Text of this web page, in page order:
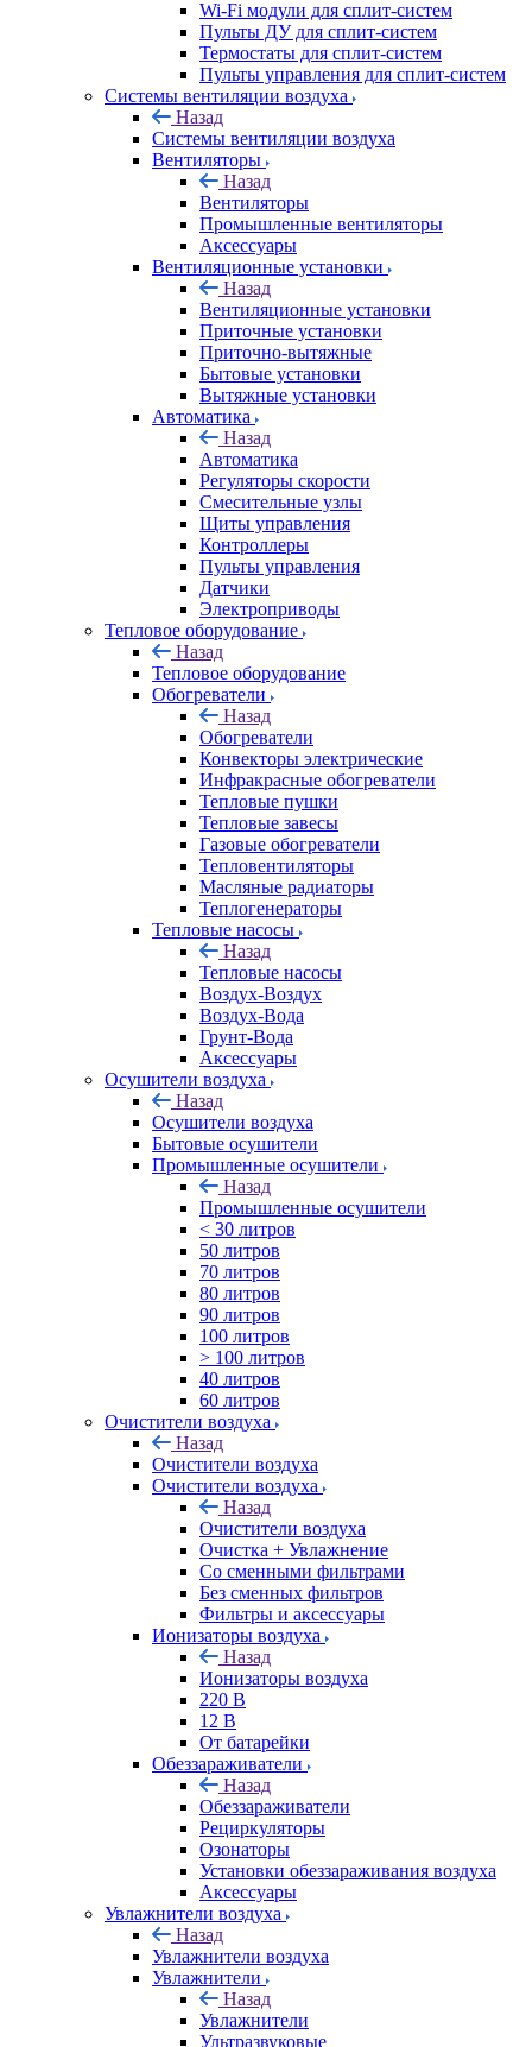
Wi-Fi модули для сплит-систем
Пульты ДУ для сплит-систем
Термостаты для сплит-систем
Пульты управления для сплит-систем
Системы вентиляции воздуха
Назад
Системы вентиляции воздуха
Вентиляторы
Назад
Вентиляторы
Промышленные вентиляторы
Аксессуары
Вентиляционные установки
Назад
Вентиляционные установки
Приточные установки
Приточно-вытяжные
Бытовые установки
Вытяжные установки
Автоматика
Назад
Автоматика
Регуляторы скорости
Смесительные узлы
Щиты управления
Контроллеры
Пульты управления
Датчики
Электроприводы
Тепловое оборудование
Назад
Тепловое оборудование
Обогреватели
Назад
Обогреватели
Конвекторы электрические
Инфракрасные обогреватели
Тепловые пушки
Тепловые завесы
Газовые обогреватели
Тепловентиляторы
Масляные радиаторы
Теплогенераторы
Тепловые насосы
Назад
Тепловые насосы
Воздух-Воздух
Воздух-Вода
Грунт-Вода
Аксессуары
Осушители воздуха
Назад
Осушители воздуха
Бытовые осушители
Промышленные осушители
Назад
Промышленные осушители
< 30 литров
50 литров
70 литров
80 литров
90 литров
100 литров
> 100 литров
40 литров
60 литров
Очистители воздуха
Назад
Очистители воздуха
Очистители воздуха
Назад
Очистители воздуха
Очистка + Увлажнение
Cо сменными фильтрами
Без сменных фильтров
Фильтры и аксессуары
Ионизаторы воздуха
Назад
Ионизаторы воздуха
220 В
12 В
От батарейки
Обеззараживатели
Назад
Обеззараживатели
Рециркуляторы
Озонаторы
Установки обеззараживания воздуха
Аксессуары
Увлажнители воздуха
Назад
Увлажнители воздуха
Увлажнители
Назад
Увлажнители
Ультразвуковые